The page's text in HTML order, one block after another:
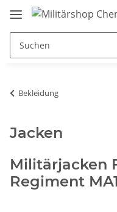
Bekleidung
Jacken
Militärjacken
Regiment MA1